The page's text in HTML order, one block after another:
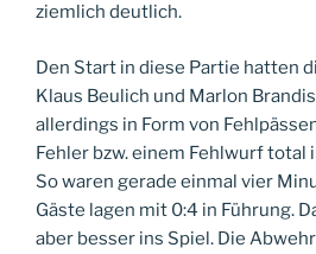
ziemlich deutlich.
Den Start in diese Partie hatten
Klaus Beulich und Marlon
allerdings in Form von
Fehler bzw. einem Fehlwurf total
So waren gerade einmal vier
Gäste lagen mit 0:4 in Führung.
aber besser ins Spiel. Die